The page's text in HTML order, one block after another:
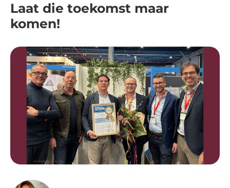
Laat die toekomst maar
komen!